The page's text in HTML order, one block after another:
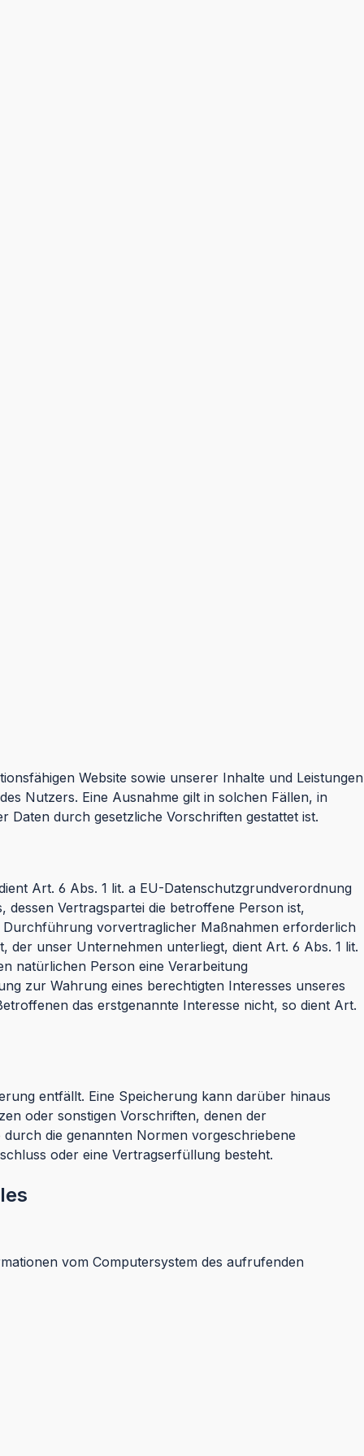
Website sowie unserer Inhalte und Leistungen
Nutzers. Eine Ausnahme gilt in solchen Fällen, in
Daten durch gesetzliche Vorschriften gestattet ist.
Art. 6 Abs. 1 lit. a EU-Datenschutzgrundverordnung
dessen Vertragspartei die betroffene Person ist,
Durchführung vorvertraglicher Maßnahmen erforderlich
unser Unternehmen unterliegt, dient Art. 6 Abs. 1 lit.
natürlichen Person eine Verarbeitung
zur Wahrung eines berechtigten Interesses unseres
das erstgenannte Interesse nicht, so dient Art.
entfällt. Eine Speicherung kann darüber hinaus
oder sonstigen Vorschriften, denen der
die genannten Normen vorgeschriebene
oder eine Vertragserfüllung besteht.
vom Computersystem des aufrufenden